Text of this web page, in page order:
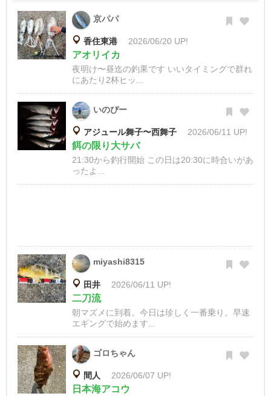
京パパ
香住東港 2026/06/20 UP!
アオリイカ
夜明け〜昼迄の釣果です いいタイミングで群れ
にあたり2杯ヒッ...
いのぴー
アジュール舞子〜西舞子 2026/06/11 UP!
餌の限り大サバ
21:30から釣行開始 この日は20:30に時合いがあ
ったよ...
miyashi8315
田井 2026/06/11 UP!
二刀流
朝マズメに到着。今日は珍しく一番乗り。早速
エギングで始めます...
ゴロちゃん
間人 2026/06/07 UP!
日本海アコウ